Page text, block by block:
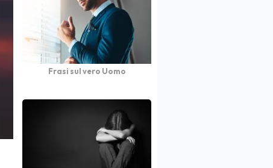
Frasi sul vero Uomo